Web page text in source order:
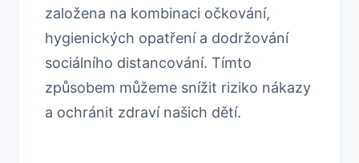
založena na kombinaci očkování,
hygienických opatření a dodržování
sociálního distancování. Tímto
způsobem můžeme snížit riziko nákazy
a ochránit zdraví našich dětí.